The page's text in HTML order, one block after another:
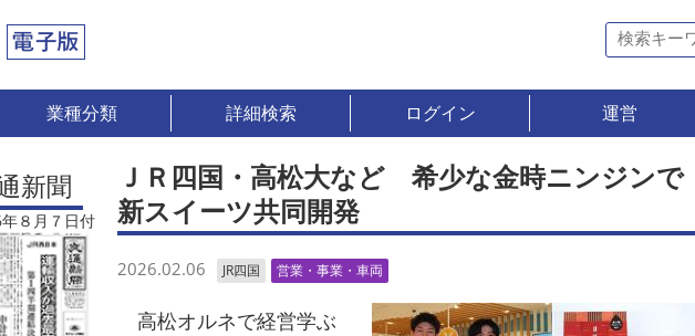
業種分類 詳細検索 ログイン 運営
新聞
８月７日付
ＪＲ四国・高松大など 希少な金時ニンジンで
新スイーツ共同開発
2026.02.06 JR四国 営業・事業・車両
高松オルネで経営学ぶ